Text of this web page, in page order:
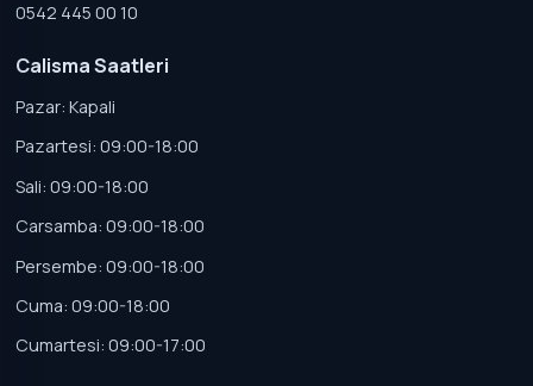
0542 445 00 10
Calisma Saatleri
Pazar: Kapali
Pazartesi: 09:00-18:00
Sali: 09:00-18:00
Carsamba: 09:00-18:00
Persembe: 09:00-18:00
Cuma: 09:00-18:00
Cumartesi: 09:00-17:00